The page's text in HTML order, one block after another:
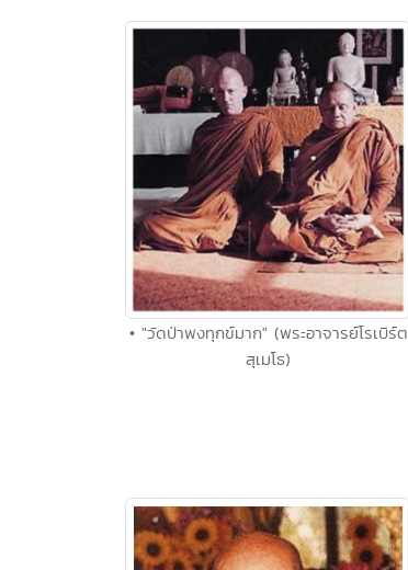
• "วัดป่าพงทุกข์มาก" (พระอาจารย์โรเบิร์ต
สุเมโธ)